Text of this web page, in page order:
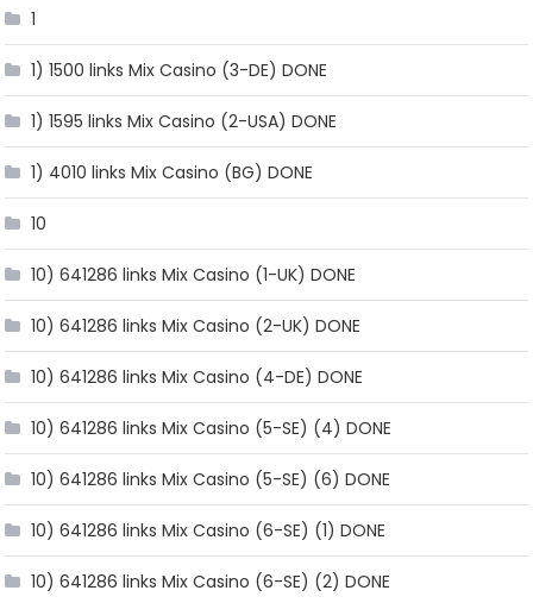
1
1) 1500 links Mix Casino (3-DE) DONE
1) 1595 links Mix Casino (2-USA) DONE
1) 4010 links Mix Casino (BG) DONE
10
10) 641286 links Mix Casino (1-UK) DONE
10) 641286 links Mix Casino (2-UK) DONE
10) 641286 links Mix Casino (4-DE) DONE
10) 641286 links Mix Casino (5-SE) (4) DONE
10) 641286 links Mix Casino (5-SE) (6) DONE
10) 641286 links Mix Casino (6-SE) (1) DONE
10) 641286 links Mix Casino (6-SE) (2) DONE